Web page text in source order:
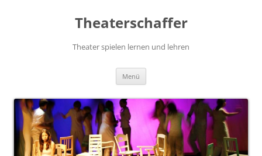
Theaterschaffer
Theater spielen lernen und lehren
Menü